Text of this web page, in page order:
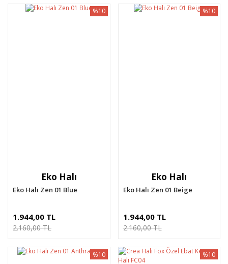
Eko Halı
Eko Halı Zen 01 Blue
%10
1.944,00 TL
2.160,00 TL
Eko Halı
Eko Halı Zen 01 Beige
%10
1.944,00 TL
2.160,00 TL
%10 %10